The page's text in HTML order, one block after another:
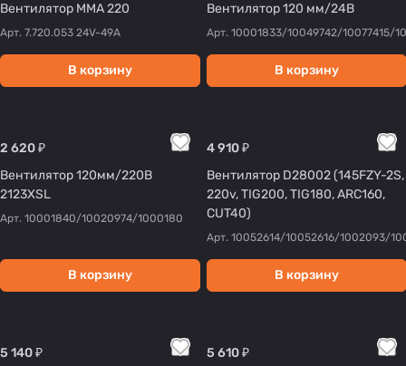
Вентилятор ММА 220
Арт. 7.720.053 24V-49A
В корзину
Вентилятор 120 мм/24В
Арт. 10001833/10049742/10077415/
В корзину
2 620 ₽
Вентилятор 120мм/220В
2123XSL
Арт. 10001840/10020974/1000180
В корзину
4 910 ₽
Вентилятор D28002 (145FZY-2S,
220v, TIG200, TIG180, ARC160,
CUT40)
Арт. 10052614/10052616/1002093/
В корзину
5 140 ₽
5 610 ₽